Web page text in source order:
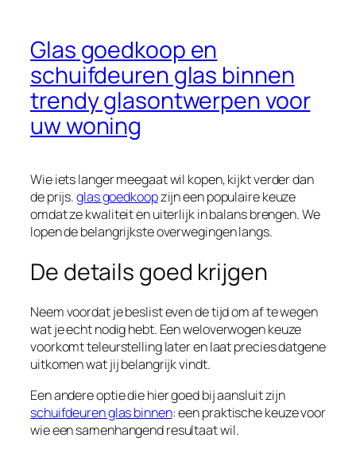
Glas goedkoop en
schuifdeuren glas binnen
trendy glasontwerpen voor
uw woning
Wie iets langer meegaat wil kopen, kijkt verder dan
de prijs.glas goedkoopzijn een populaire keuze
omdat ze kwaliteit en uiterlijk in balans brengen. We
lopen de belangrijkste overwegingen langs.
De details goed krijgen
Neem voordat je beslist even de tijd om af te wegen
wat je echt nodig hebt. Een weloverwogen keuze
voorkomt teleurstelling later en laat precies datgene
uitkomen wat jij belangrijk vindt.
Een andere optie die hier goed bij aansluit zijn
schuifdeuren glas binnen: een praktische keuze voor
wie een samenhangend resultaat wil.